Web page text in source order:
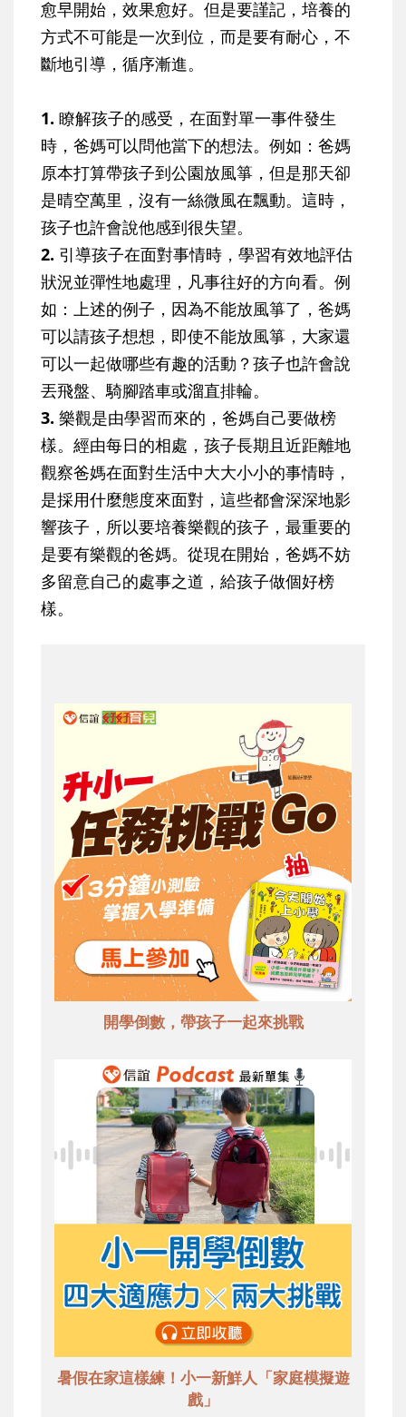
愈早開始，效果愈好。但是要謹記，培養的
方式不可能是一次到位，而是要有耐心，不
斷地引導，循序漸進。
1. 瞭解孩子的感受，在面對單一事件發生
時，爸媽可以問他當下的想法。例如：爸媽
原本打算帶孩子到公園放風箏，但是那天卻
是晴空萬里，沒有一絲微風在飄動。這時，
孩子也許會說他感到很失望。
2. 引導孩子在面對事情時，學習有效地評估
狀況並彈性地處理，凡事往好的方向看。例
如：上述的例子，因為不能放風箏了，爸媽
可以請孩子想想，即使不能放風箏，大家還
可以一起做哪些有趣的活動？孩子也許會說
丟飛盤、騎腳踏車或溜直排輪。
3. 樂觀是由學習而來的，爸媽自己要做榜
樣。經由每日的相處，孩子長期且近距離地
觀察爸媽在面對生活中大大小小的事情時，
是採用什麼態度來面對，這些都會深深地影
響孩子，所以要培養樂觀的孩子，最重要的
是要有樂觀的爸媽。從現在開始，爸媽不妨
多留意自己的處事之道，給孩子做個好榜
樣。
開學倒數，帶孩子一起來挑戰
暑假在家這樣練！小一新鮮人「家庭模擬遊
戲」